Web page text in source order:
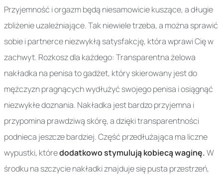
Przyjemność i orgazm będą niesamowicie kuszące, a długie
zbliżenie uzależniające. Tak niewiele trzeba, a można sprawić
sobie i partnerce niezwykłą satysfakcję, która wprawi Cię w
zachwyt. Rozkosz dla każdego: Transparentna żelowa
nakładka na penisa to gadżet, który skierowany jest do
mężczyzn pragnących wydłużyć swojego penisa i osiągnąć
niezwykłe doznania. Nakładka jest bardzo przyjemna i
przypomina prawdziwą skórę, a dzięki transparentności
podnieca jeszcze bardziej. Część przedłużająca ma liczne
wypustki, któredodatkowo stymulują kobiecą waginę.W
środku na szczycie nakładki znajduje się pusta przestrzeń,